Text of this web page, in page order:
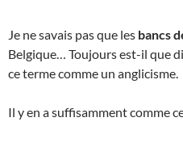
Je ne savais pas que les bancs
Belgique… Toujours est-il que
ce terme comme un anglicisme.
Il y en a suffisamment comme